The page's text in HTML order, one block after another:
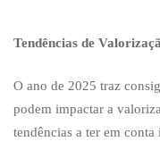
Tendências de
O ano de 2025 traz
podem impactar a
tendências a ter em conta